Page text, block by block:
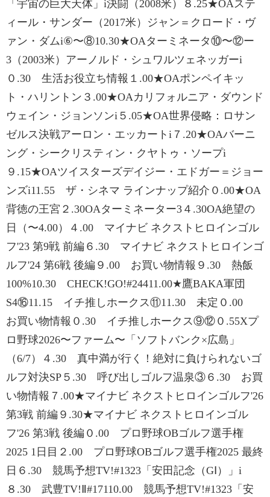
「宇宙の巨大天体」i決闘（2008米）８.25★OAステ
ィール・サンダー（2017米）ジャン＝クロード・ヴ
ァン・ダムi⑥〜⑧10.30★OAターミネータ⑩〜⑫ー
3（2003米）アーノルド・シュワルツェネッガーi
０.30 生活お役立ち情報１.00★OAポンペイキッ
ト・ハリントン３.00★OAカリフォルニア・ダウンド
ウェイン・ジョンソンi５.05★OA世界侵略：ロサン
ゼルス決戦アーロン・エッカートi７.20★OAバーニ
ング・シークリスティン・クヤトゥ・ソープi
９.15★OAツイスターズデイジー・エドガー＝ジョー
ンズi11.55 ザ・シネマ ラインナップ紹介０.00★OA
背徳の王宮２.30OAターミネーター3４.30OA絶望の
日（〜4.00）４.00 マイナビ ネクストヒロインゴル
フ'23 第9戦 前編６.30 マイナビ ネクストヒロインゴ
ルフ'24 第6戦 後編９.00 お買い物情報９.30 熱飯
100%10.30 CHECK!GO!#24411.00★鷹BAKA軍団
S4⑯11.15 イチ推しホークス⑪11.30 未定０.00
お買い物情報０.30 イチ推しホークス⑨⑫０.55Xプ
ロ野球2026〜ファーム〜「ソフトバンク×広島」
（6/7）４.30 真中満が行く！絶対に負けられないゴ
ルフ対決SP５.30 呼び出しゴルフ温泉③６.30 お買
い物情報７.00★マイナビ ネクストヒロインゴルフ'26
第3戦 前編９.30★マイナビ ネクストヒロインゴル
フ'26 第3戦 後編０.00 プロ野球OBゴルフ選手権
2025 1日目２.00 プロ野球OBゴルフ選手権2025 最終
日６.30 競馬予想TV!#1323「安田記念（GⅠ）」i
８.30 武豊TV!Ⅱ#17110.00 競馬予想TV!#1323「安